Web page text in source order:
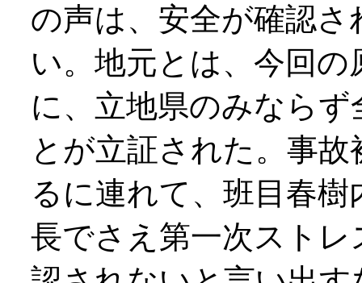
の声は、安全が確認
い。地元とは、今回
に、立地県のみなら
とが立証された。事
るに連れて、班目春
長でさえ第一次スト